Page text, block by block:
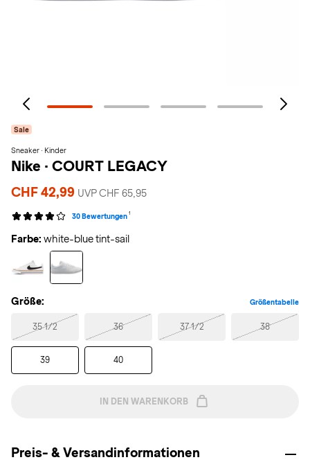
Sale
Sneaker · Kinder
Nike · COURT LEGACY
CHF 42,99 UVP CHF 65,95
30 Bewertungen 1
Farbe: white-blue tint-sail
Größe: Größentabelle
35 1/2 36 37 1/2 38
39 40
IN DEN WARENKORB
Preis- & Versandinformationen